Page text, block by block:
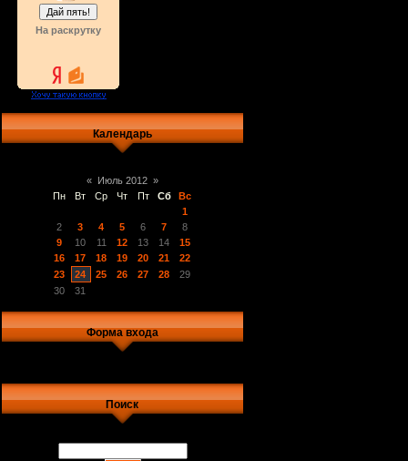
На раскрутку
Календарь
« Июль 2012 »
Пн
Вт Ср Чт Пт Сб
Вс
1
2
3 4 5 6 7
8
9
10 11 12 13 14
15
16
17 18 19 20 21
22
23
24 25 26 27 28
29
30
31
Форма входа
Поиск